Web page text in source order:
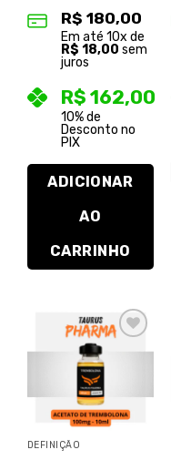
R$ 180,00
Em até 10x de
R$ 18,00 sem
juros
R$ 162,00
10% de
Desconto no
PIX
ADICIONAR
AO
CARRINHO
Adicionar
à lista de
DEFINIÇÃO